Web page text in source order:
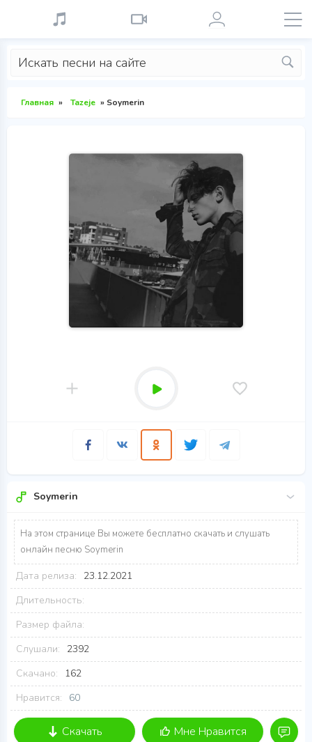
Главная » Tazeje » Soymerin
Soymerin
На этом странице Вы можете бесплатно скачать и слушать
онлайн песню Soymerin
Дата релиза:
23.12.2021
Длительность:
Размер файла:
Слушали:
2392
Скачано:
162
Нравится:
60
Скачать Мне Нравится